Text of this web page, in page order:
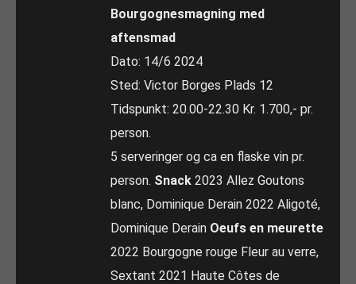
Bourgognesmagning med
aftensmad
Dato: 14/6 2024
Sted: Victor Borges Plads 12
Tidspunkt: 20.00-22.30 Kr. 1.700,- pr.
person.
5 serveringer og ca en flaske vin pr.
person. Snack 2023 Allez Goutons
blanc, Dominique Derain 2022 Aligoté,
Dominique Derain Oeufs en meurette
2022 Bourgogne rouge Fleur au verre,
Sextant 2021 Haute Côtes de